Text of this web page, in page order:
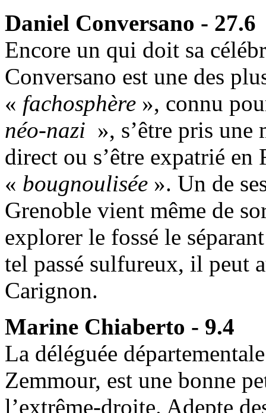
Daniel Conversano - 27.6
Encore un qui doit sa
Conversano est une des
« fachosphère », connu
néo-nazi », s’être pris
direct ou s’être expatrié
« bougnoulisée ». Un de
Grenoble vient même de
explorer le fossé le
tel passé sulfureux, il peut
Carignon.
Marine Chiaberto - 9.4
La déléguée
Zemmour, est une bonne
l’extrême-droite. Adepte